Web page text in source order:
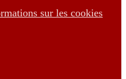
sur les cookies